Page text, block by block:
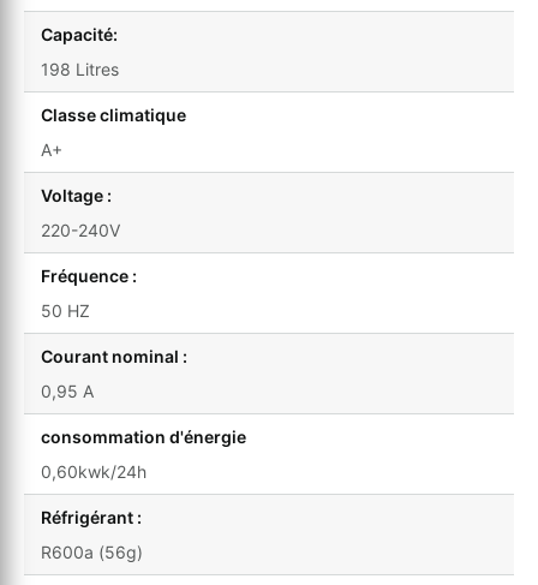
Capacité:
198 Litres
Classe climatique
A+
Voltage :
220-240V
Fréquence :
50 HZ
Courant nominal :
0,95 A
consommation d'énergie
0,60kwk/24h
Réfrigérant :
R600a (56g)